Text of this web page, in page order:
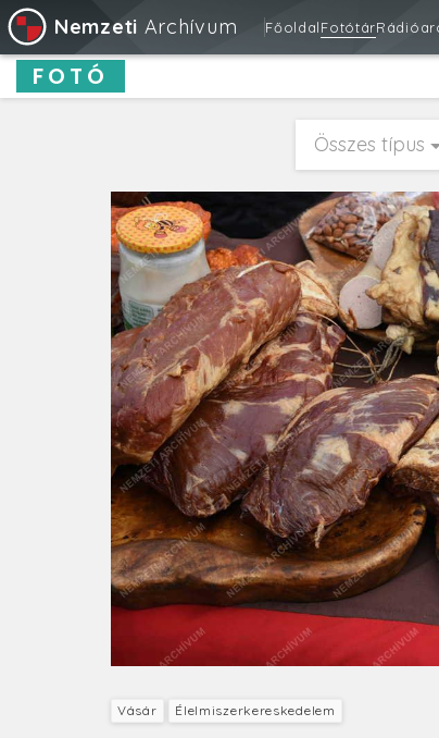
Nemzeti Archívum FőoldalFotótár
FOTÓ
Összes típus
Vásár Élelmiszerkereskedelem